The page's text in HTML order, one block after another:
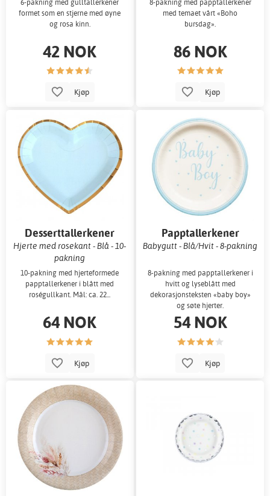
6-pakning med gulltallerkener
formet som en stjerne med øyne
og rosa kinn.
42 NOK
Kjøp
8-pakning med papptallerkener
med temaet vårt «Boho
bursdag».
86 NOK
Kjøp
Desserttallerkener
Hjerte med rosekant - Blå - 10-
pakning
10-pakning med hjerteformede
papptallerkener i blått med
roségullkant. Mål: ca. 22...
64 NOK
Kjøp
Papptallerkener
Babygutt - Blå/Hvit - 8-pakning
8-pakning med papptallerkener i
hvitt og lyseblått med
dekorasjonsteksten «baby boy»
og søte hjerter.
54 NOK
Kjøp